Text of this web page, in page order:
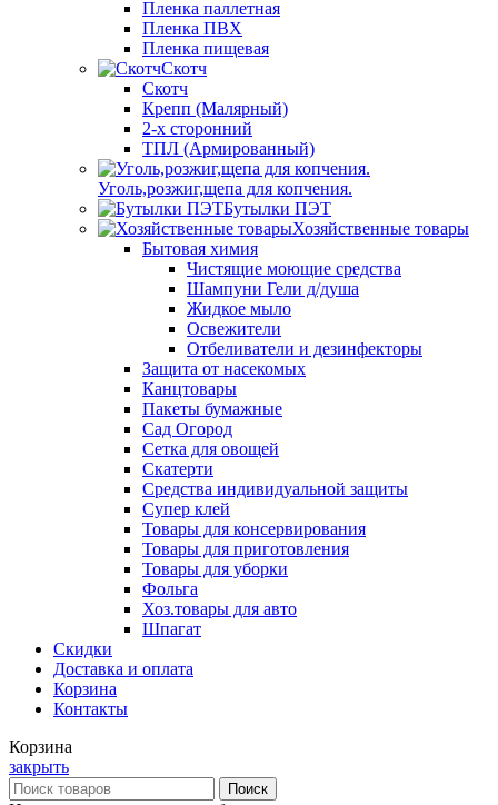
Пленка паллетная
Пленка ПВХ
Пленка пищевая
Скотч
Скотч
Крепп (Малярный)
2-х сторонний
ТПЛ (Армированный)
Уголь,розжиг,щепа для копчения.
Бутылки ПЭТ
Хозяйственные товары
Бытовая химия
Чистящие моющие средства
Шампуни Гели д/душа
Жидкое мыло
Освежители
Отбеливатели и дезинфекторы
Защита от насекомых
Канцтовары
Пакеты бумажные
Сад Огород
Сетка для овощей
Скатерти
Средства индивидуальной защиты
Супер клей
Товары для консервирования
Товары для приготовления
Товары для уборки
Фольга
Хоз.товары для авто
Шпагат
Скидки
Доставка и оплата
Корзина
Контакты
Корзина
закрыть
Поиск